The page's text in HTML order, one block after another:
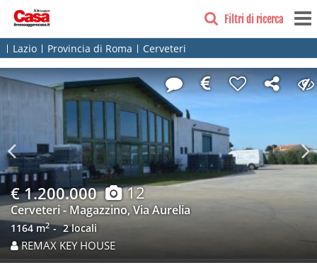
Filtri di ricerca
Lazio Provincia di Roma Cerveteri
Previous
€ 1.200.000 12
Cerveteri - Magazzino, Via Aurelia
1164 m2 2 locali
REMAX KEY HOUSE